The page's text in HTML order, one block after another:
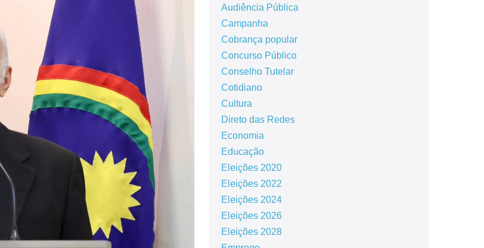
Audiência Pública
Campanha
Cobrança popular
Concurso Público
Conselho Tutelar
Cotidiano
Cultura
Direto das Redes
Economia
Educação
Eleições 2020
Eleições 2022
Eleições 2024
Eleições 2026
Eleições 2028